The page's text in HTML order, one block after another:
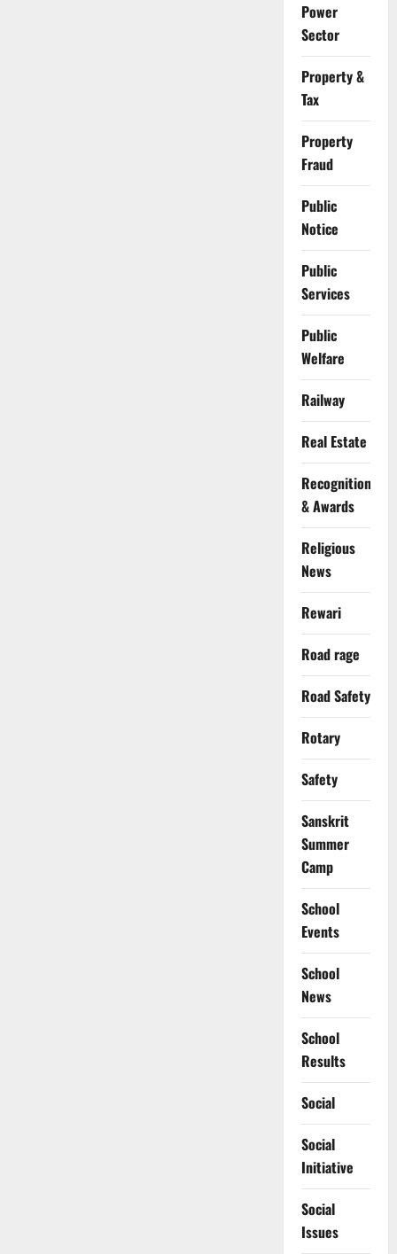
Power
Sector
Property &
Tax
Property
Fraud
Public
Notice
Public
Services
Public
Welfare
Railway
Real Estate
Recognition
& Awards
Religious
News
Rewari
Road rage
Road Safety
Rotary
Safety
Sanskrit
Summer
Camp
School
Events
School
News
School
Results
Social
Social
Initiative
Social
Issues